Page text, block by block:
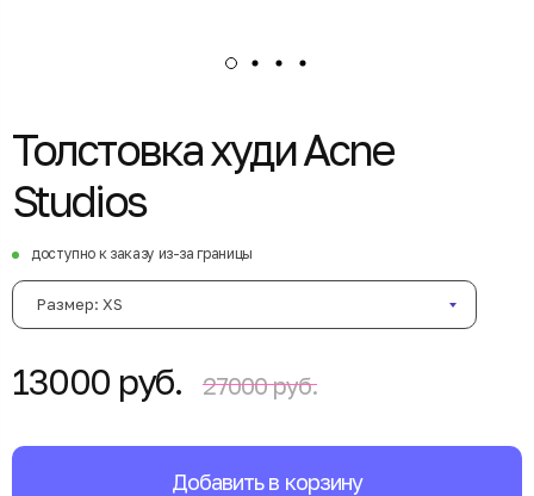
Толстовка худи Acne
Studios
доступно к заказу из-за границы
Размер: XS
13000 руб. 27000 руб.
Добавить в корзину